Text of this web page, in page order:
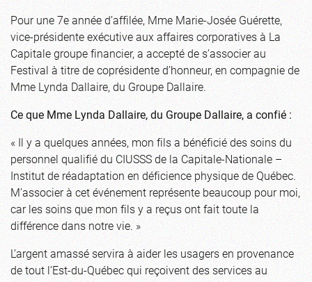
Pour une 7e année d’affilée, Mme Marie-Josée Guérette,
vice-présidente exécutive aux affaires corporatives à La
Capitale groupe financier, a accepté de s’associer au
Festival à titre de coprésidente d’honneur, en compagnie de
Mme Lynda Dallaire, du Groupe Dallaire.
Ce que Mme Lynda Dallaire, du Groupe Dallaire, a confié :
« Il y a quelques années, mon fils a bénéficié des soins du
personnel qualifié du CIUSSS de la Capitale-Nationale –
Institut de réadaptation en déficience physique de Québec.
M’associer à cet événement représente beaucoup pour moi,
car les soins que mon fils y a reçus ont fait toute la
différence dans notre vie. »
L’argent amassé servira à aider les usagers en provenance
de tout l’Est-du-Québec qui reçoivent des services au